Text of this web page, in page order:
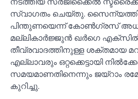
സ്വാഗതം ചെയ്തു.
പിന്തുണയെന്ന് കോണ്‍ഗ്രസ്
മല്ലികാർജ്ജുൻ ഖർഗെ എക്സില്‍
തീവ്രവാദത്തിനുള്ള ശക്തമായ
എല്ലാവരും ഒറ്റക്കെട്ടായി
സമയമാണതിനെന്നും ജയ്റാം
കുറിച്ചു.